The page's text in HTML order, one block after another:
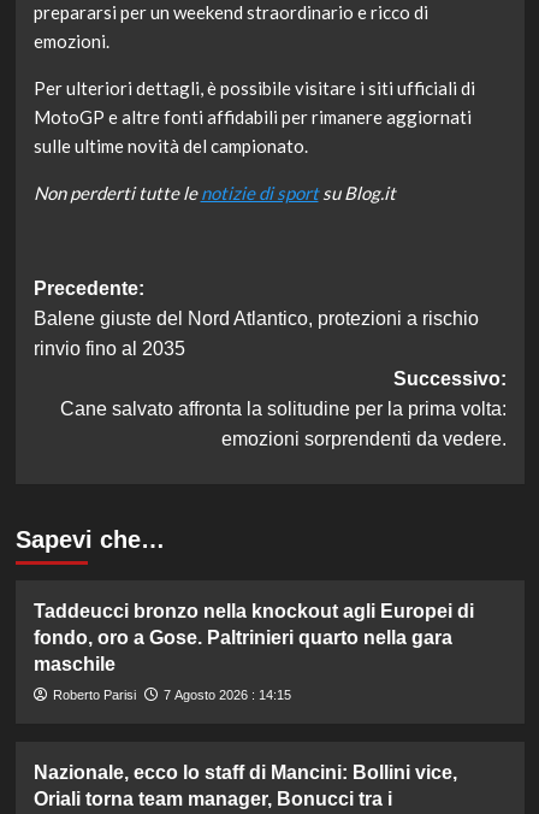
prepararsi per un weekend straordinario e ricco di
emozioni.
Per ulteriori dettagli, è possibile visitare i siti ufficiali di
MotoGP e altre fonti affidabili per rimanere aggiornati
sulle ultime novità del campionato.
Non perderti tutte lenotizie di sportsu Blog.it
Navigazione
articolo
Precedente:
Balene giuste del Nord Atlantico, protezioni a rischio
rinvio fino al 2035
Successivo:
Cane salvato affronta la solitudine per la prima volta:
emozioni sorprendenti da vedere.
Sapevi che…
Taddeucci bronzo nella knockout agli Europei di
fondo, oro a Gose. Paltrinieri quarto nella gara
maschile
Roberto Parisi 7 Agosto 2026 : 14:15
Nazionale, ecco lo staff di Mancini: Bollini vice,
Oriali torna team manager, Bonucci tra i